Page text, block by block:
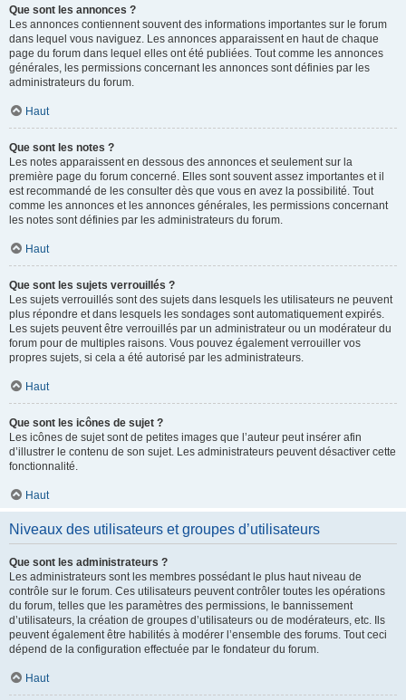
Que sont les annonces ?
Les annonces contiennent souvent des informations importantes sur le forum
dans lequel vous naviguez. Les annonces apparaissent en haut de chaque
page du forum dans lequel elles ont été publiées. Tout comme les annonces
générales, les permissions concernant les annonces sont définies par les
administrateurs du forum.
Haut
Que sont les notes ?
Les notes apparaissent en dessous des annonces et seulement sur la
première page du forum concerné. Elles sont souvent assez importantes et il
est recommandé de les consulter dès que vous en avez la possibilité. Tout
comme les annonces et les annonces générales, les permissions concernant
les notes sont définies par les administrateurs du forum.
Haut
Que sont les sujets verrouillés ?
Les sujets verrouillés sont des sujets dans lesquels les utilisateurs ne peuvent
plus répondre et dans lesquels les sondages sont automatiquement expirés.
Les sujets peuvent être verrouillés par un administrateur ou un modérateur du
forum pour de multiples raisons. Vous pouvez également verrouiller vos
propres sujets, si cela a été autorisé par les administrateurs.
Haut
Que sont les icônes de sujet ?
Les icônes de sujet sont de petites images que l’auteur peut insérer afin
d’illustrer le contenu de son sujet. Les administrateurs peuvent désactiver cette
fonctionnalité.
Haut
Niveaux des utilisateurs et groupes d’utilisateurs
Que sont les administrateurs ?
Les administrateurs sont les membres possédant le plus haut niveau de
contrôle sur le forum. Ces utilisateurs peuvent contrôler toutes les opérations
du forum, telles que les paramètres des permissions, le bannissement
d’utilisateurs, la création de groupes d’utilisateurs ou de modérateurs, etc. Ils
peuvent également être habilités à modérer l’ensemble des forums. Tout ceci
dépend de la configuration effectuée par le fondateur du forum.
Haut